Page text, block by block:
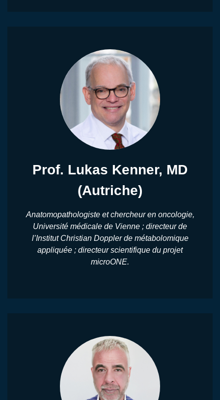
Prof. Lukas Kenner, MD
(Autriche)
Anatomopathologiste et chercheur en oncologie,
Université médicale de Vienne ; directeur de
l’Institut Christian Doppler de métabolomique
appliquée ; directeur scientifique du projet
microONE.